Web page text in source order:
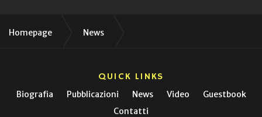
Homepage News
QUICK LINKS
Biografia Pubblicazioni News Video
Guestbook
Contatti